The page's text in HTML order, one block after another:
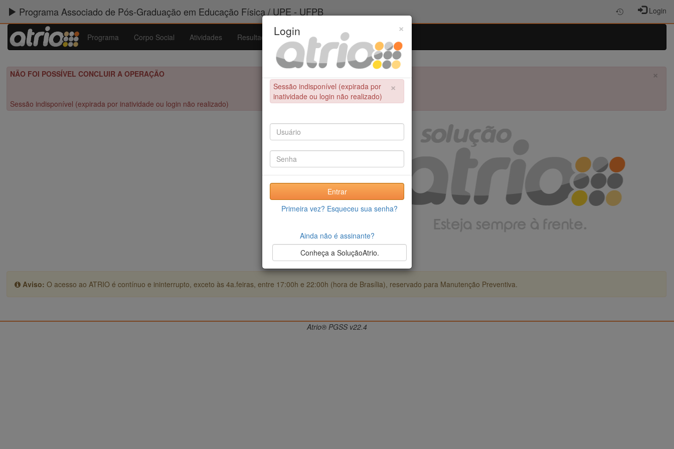
Programa Associado de Pós-Graduação em Educação Física / UPE - UFPB Login
Programa Corpo Social Atividades Resultados Admissão Ferramentas
×
NÃO FOI POSSÍVEL CONCLUIR A OPERAÇÃO
Sessão indisponível (expirada por inatividade ou login não realizado)
Aviso: O acesso ao ATRIO é contínuo e ininterrupto, exceto às 4a.feiras, entre 17:00h e 22:00h (hora de Brasília), reservado para Manutenção Preventiva.
×
Login
×
Sessão indisponível (expirada por
inatividade ou login não realizado)
Entrar
Primeira vez? Esqueceu sua senha?
Ainda não é assinante?
Conheça a SoluçãoAtrio.
Atrio® PGSS v22.4